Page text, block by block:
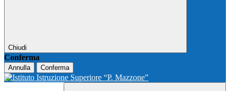
Chiudi
Conferma
Annulla Conferma